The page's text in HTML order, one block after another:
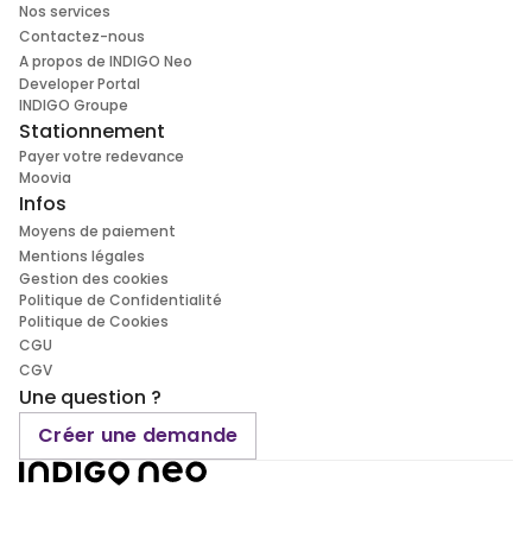
Nos services
Contactez-nous
A propos de INDIGO Neo
Developer Portal
INDIGO Groupe
Stationnement
Payer votre redevance
Moovia
Infos
Moyens de paiement
Mentions légales
Gestion des cookies
Politique de Confidentialité
Politique de Cookies
CGU
CGV
Une question ?
Créer une demande